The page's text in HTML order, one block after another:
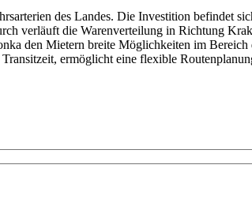
des Landes. Die Investition befindet
verläuft die Warenverteilung in Richtung
den Mietern breite Möglichkeiten im
ermöglicht eine flexible